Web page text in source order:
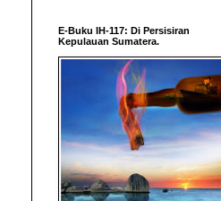
E-Buku IH-117: Di Persisiran
Kepulauan Sumatera.